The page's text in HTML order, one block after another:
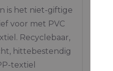
is het niet-giftige
voor met PVC
Recyclebaar,
hittebestendig
textiel